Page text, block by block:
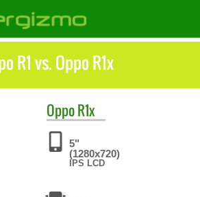
R1 vs. Oppo R1x
OppoR1x
5"
(1280x720)
IPS LCD